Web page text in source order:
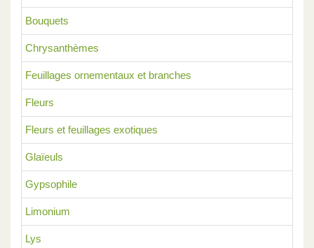
Bouquets
Chrysanthèmes
Feuillages ornementaux et branches
Fleurs
Fleurs et feuillages exotiques
Glaïeuls
Gypsophile
Limonium
Lys